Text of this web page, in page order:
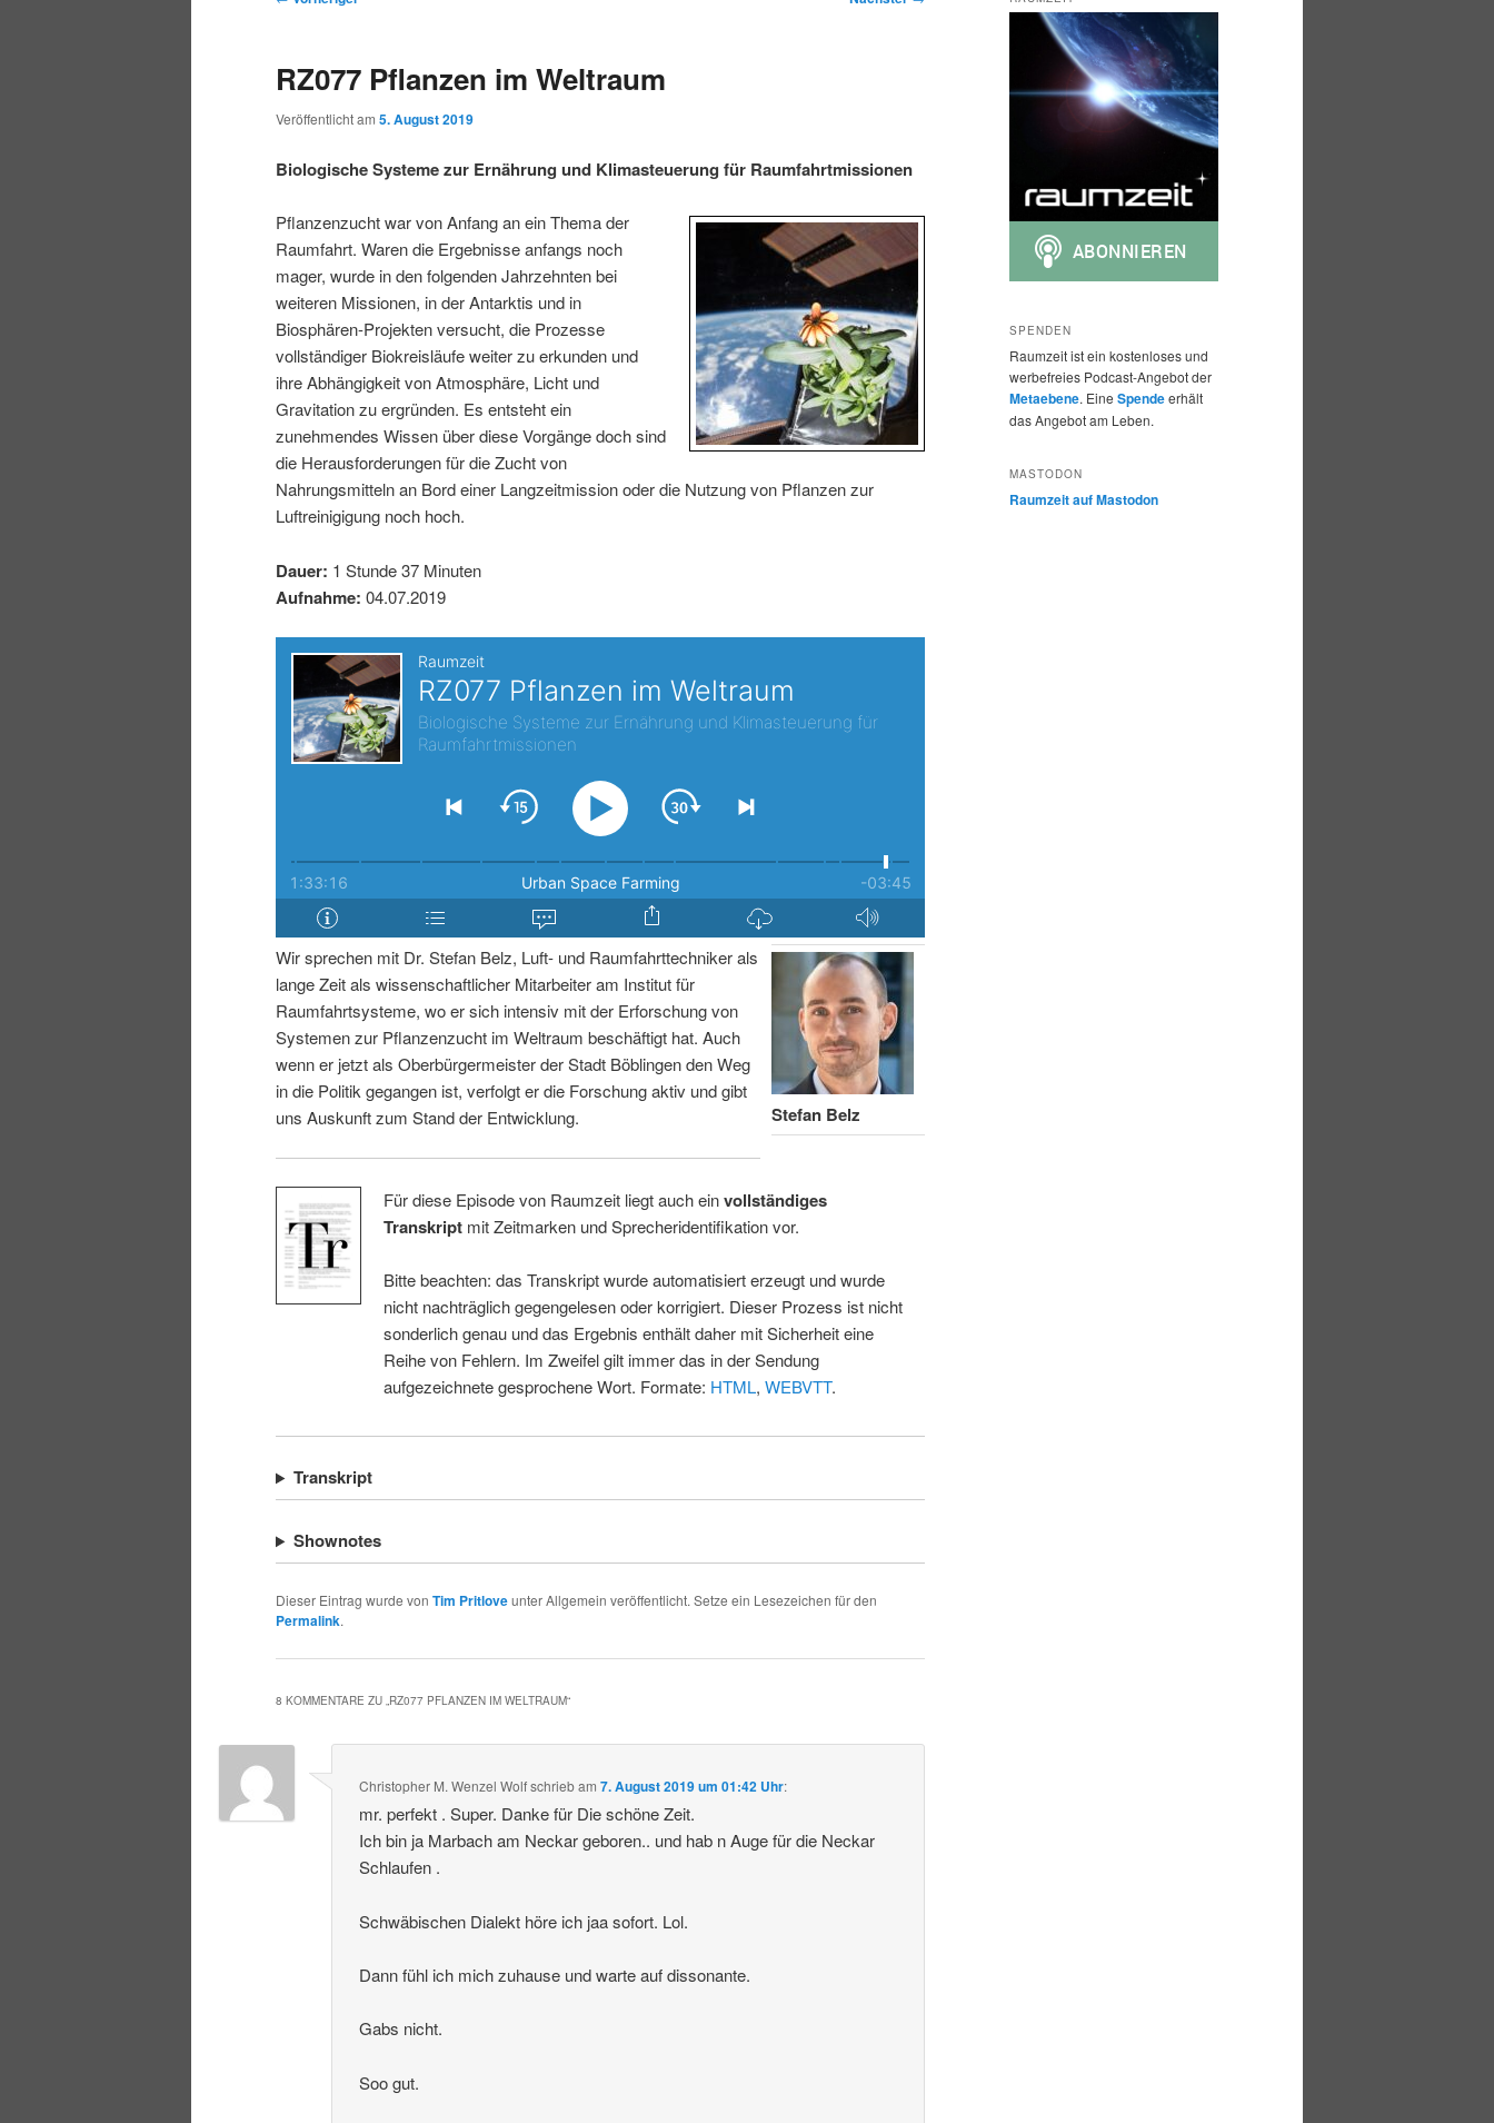
p
m
ä
r
e
n
I
n
h
a
l
s
r
i
n
g
e
n
s
u
n
d
ä
r
e
n
I
n
h
l
s
p
r
i
n
g
e
t
a
s
a
v
i
g
a
t
i
o
n
RZ077 Pflanzen im Weltraum
Veröffentlicht am 5. August 2019
Biologische Systeme zur Ernährung und Klimasteuerung für Raumfahrtmissionen
Pflanzenzucht war von Anfang an ein Thema der
Raumfahrt. Waren die Ergebnisse anfangs noch
mager, wurde in den folgenden Jahrzehnten bei
weiteren Missionen, in der Antarktis und in
Biosphären-Projekten versucht, die Prozesse
vollständiger Biokreisläufe weiter zu erkunden und
ihre Abhängigkeit von Atmosphäre, Licht und
Gravitation zu ergründen. Es entsteht ein
zunehmendes Wissen über diese Vorgänge doch sind
die Herausforderungen für die Zucht von
Nahrungsmitteln an Bord einer Langzeitmission oder die Nutzung von Pflanzen zur
Luftreinigigung noch hoch.
Dauer: 1 Stunde 37 Minuten
Aufnahme: 04.07.2019
Stefan Belz
Wir sprechen mit Dr. Stefan Belz, Luft- und Raumfahrttechniker als
lange Zeit als wissenschaftlicher Mitarbeiter am Institut für
Raumfahrtsysteme, wo er sich intensiv mit der Erforschung von
Systemen zur Pflanzenzucht im Weltraum beschäftigt hat. Auch
wenn er jetzt als Oberbürgermeister der Stadt Böblingen den Weg
in die Politik gegangen ist, verfolgt er die Forschung aktiv und gibt
uns Auskunft zum Stand der Entwicklung.
Für diese Episode von Raumzeit liegt auch einvollständiges
Transkriptmit Zeitmarken und Sprecheridentifikation vor.
Bitte beachten: das Transkript wurde automatisiert erzeugt und wurde
nicht nachträglich gegengelesen oder korrigiert. Dieser Prozess ist nicht
sonderlich genau und das Ergebnis enthält daher mit Sicherheit eine
Reihe von Fehlern. Im Zweifel gilt immer das in der Sendung
aufgezeichnete gesprochene Wort. Formate: HTML, WEBVTT.
Transkript
Shownotes
Dieser Eintrag wurde von Tim Pritloveunter Allgemein veröffentlicht. Setze ein Lesezeichen für den
Permalink.
8 KOMMENTARE ZU „RZ077 PFLANZEN IM WELTRAUM“
Christopher M. Wenzel Wolfschriebam7. August 2019 um 01:42 Uhr:
mr. perfekt . Super. Danke für Die schöne Zeit.
Ich bin ja Marbach am Neckar geboren.. und hab n Auge für die Neckar
Schlaufen .
Schwäbischen Dialekt höre ich jaa sofort. Lol.
Dann fühl ich mich zuhause und warte auf dissonante.
Gabs nicht.
Soo gut.
SPENDEN
Raumzeit ist ein kostenloses und
werbefreies Podcast-Angebot der
Metaebene. Eine Spendeerhält
das Angebot am Leben.
MASTODON
Raumzeit auf Mastodon